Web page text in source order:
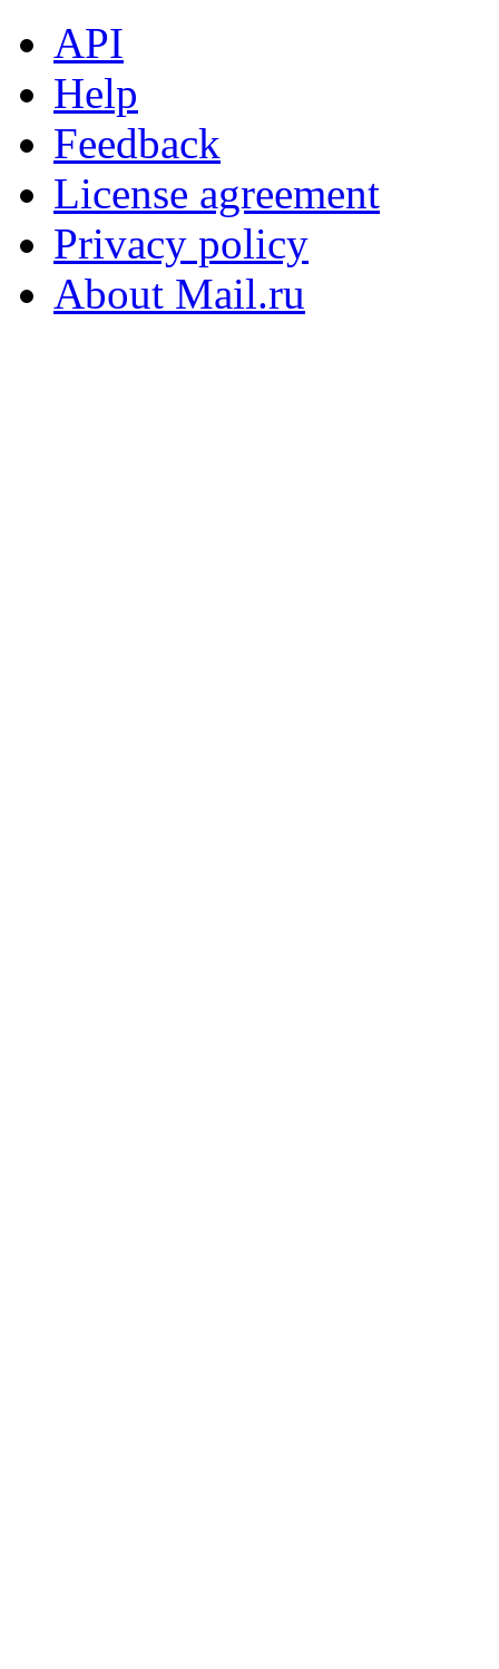
API
Help
Feedback
License agreement
Privacy policy
About Mail.ru